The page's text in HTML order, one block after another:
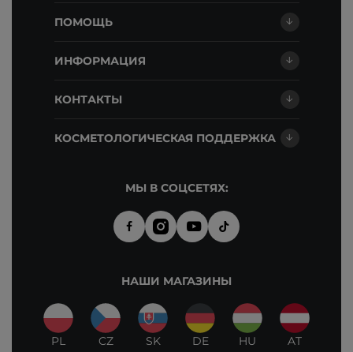
ПОМОЩЬ
ИНФОРМАЦИЯ
КОНТАКТЫ
КОСМЕТОЛОГИЧЕСКАЯ ПОДДЕРЖКА
МЫ В СОЦСЕТЯХ:
НАШИ МАГАЗИНЫ
PL CZ SK DE HU AT